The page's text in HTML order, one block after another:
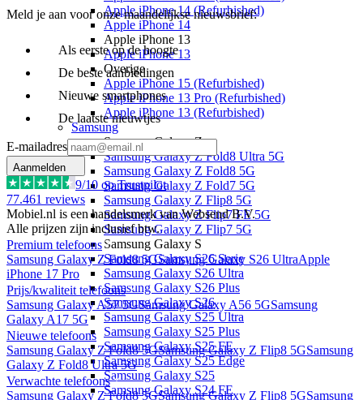
Apple iPhone 14 (Refurbished)
Apple iPhone 14
Apple iPhone 13
Apple iPhone 13
Overige
Apple iPhone 15 (Refurbished)
Apple iPhone 13 Pro (Refurbished)
Apple iPhone 13 (Refurbished)
Samsung
Samsung Galaxy Z
Samsung Galaxy Z Fold8 Ultra 5G
Samsung Galaxy Z Fold8 5G
Samsung Galaxy Z Fold7 5G
Samsung Galaxy Z Flip8 5G
Samsung Galaxy Z Flip7 FE 5G
Samsung Galaxy Z Flip7 5G
Samsung Galaxy S
Samsung Galaxy S26 Serie
Samsung Galaxy S26 Ultra
Samsung Galaxy S26 Plus
Samsung Galaxy S26
Samsung Galaxy S25 Ultra
Samsung Galaxy S25 Plus
Samsung Galaxy S25 FE
Samsung Galaxy S25 Edge
Samsung Galaxy S25
Samsung Galaxy S24 FE
Meld je aan voor onze maandelijkse nieuwsbrief:
Als eerste op de hoogte
De beste aanbiedingen
Nieuwe smartphones
De laatste nieuwtjes
E-mailadres
Aanmelden
9/10 op Trustpilot
77.461 reviews
Mobiel.nl is een handelsmerk van Websend B.V.
Alle prijzen zijn inclusief btw.
Premium telefoons
Samsung Galaxy Z Fold8 5GSamsung Galaxy S26 UltraApple
iPhone 17 Pro
Prijs/kwaliteit telefoons
Samsung Galaxy A57 5GSamsung Galaxy A56 5GSamsung
Galaxy A17 5G
Nieuwe telefoons
Samsung Galaxy Z Fold8 5GSamsung Galaxy Z Flip8 5GSamsung
Galaxy Z Fold8 Ultra 5G
Verwachte telefoons
Samsung Galaxy Z Fold8 5GSamsung Galaxy Z Flip8 5GSamsung